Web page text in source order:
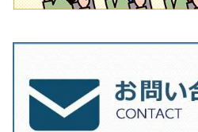
230mm（9インチ）
205mm（8インチ）